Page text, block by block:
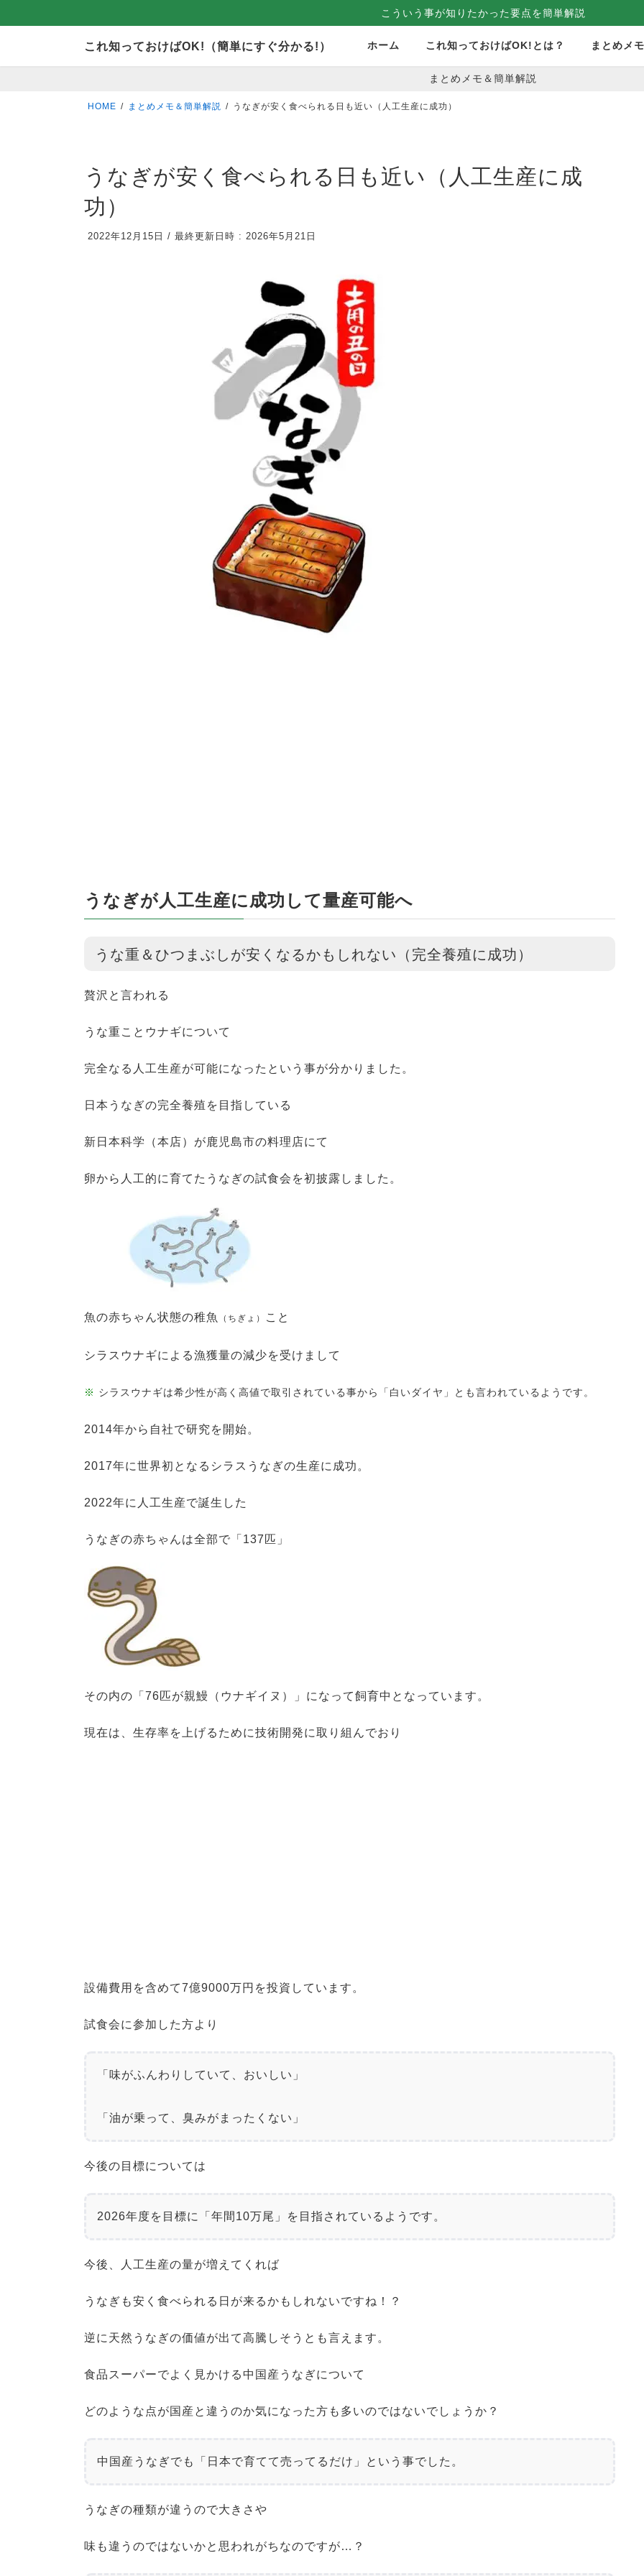
こういう事が知りたかった要点を簡単解説
これ知っておけばOK!（簡単にすぐ分かる!） ホーム これ知っておけばOK!とは？ まとめメ
まとめメモ＆簡単解説
HOME まとめメモ＆簡単解説 うなぎが安く食べられる日も近い（人工生産に成功）
うなぎが安く食べられる日も近い（人工生産に成
功）
2022年12月15日 /最終更新日時 : 2026年5月21日
うなぎが人工生産に成功して量産可能へ
うな重＆ひつまぶしが安くなるかもしれない（完全養殖に成功）
贅沢と言われる
うな重ことウナギについて
完全なる人工生産が可能になったという事が分かりました。
日本うなぎの完全養殖を目指している
新日本科学（本店）が鹿児島市の料理店にて
卵から人工的に育てたうなぎの試食会を初披露しました。
魚の赤ちゃん状態の稚魚 （ちぎょ） こと
シラスウナギによる漁獲量の減少を受けまして
※ シラスウナギは希少性が高く高値で取引されている事から「白いダイヤ」とも言われているようです。
2014年から自社で研究を開始。
2017年に世界初となるシラスうなぎの生産に成功。
2022年に人工生産で誕生した
うなぎの赤ちゃんは全部で「137匹」
その内の「76匹が親鰻（ウナギイヌ）」になって飼育中となっています。
現在は、生存率を上げるために技術開発に取り組んでおり
設備費用を含めて7億9000万円を投資しています。
試食会に参加した方より
「味がふんわりしていて、おいしい」
「油が乗って、臭みがまったくない」
今後の目標については
2026年度を目標に「年間10万尾」を目指されているようです。
今後、人工生産の量が増えてくれば
うなぎも安く食べられる日が来るかもしれないですね！？
逆に天然うなぎの価値が出て高騰しそうとも言えます。
食品スーパーでよく見かける中国産うなぎについて
どのような点が国産と違うのか気になった方も多いのではないでしょうか？
中国産うなぎでも「日本で育てて売ってるだけ」という事でした。
うなぎの種類が違うので大きさや
味も違うのではないかと思われがちなのですが…？